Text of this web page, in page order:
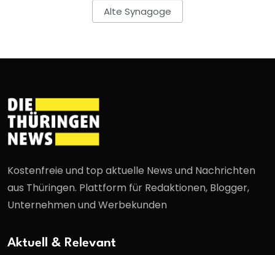
Alte Synagoge
Kostenfreie und top aktuelle News und Nachrichten
aus Thüringen. Plattform für Redaktionen, Blogger,
Unternehmen und Werbekunden
Aktuell & Relevant